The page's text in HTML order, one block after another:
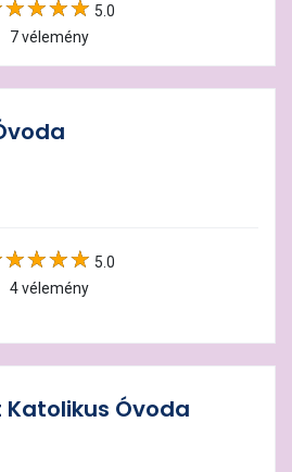
5.0
7 vélemény
5.0
4 vélemény
Katolikus Óvoda